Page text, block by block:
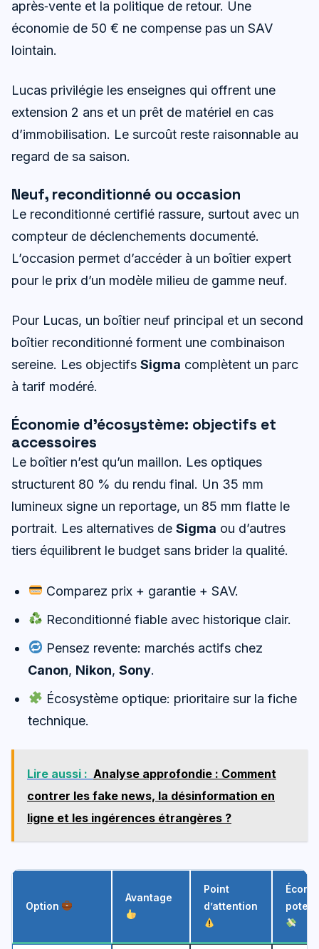
après‑vente et la politique de retour. Une
économie de 50 € ne compense pas un SAV
lointain.
Lucas privilégie les enseignes qui offrent une
extension 2 ans et un prêt de matériel en cas
d’immobilisation. Le surcoût reste raisonnable au
regard de sa saison.
Neuf, reconditionné ou occasion
Le reconditionné certifié rassure, surtout avec un
compteur de déclenchements documenté.
L’occasion permet d’accéder à un boîtier expert
pour le prix d’un modèle milieu de gamme neuf.
Pour Lucas, un boîtier neuf principal et un second
boîtier reconditionné forment une combinaison
sereine. Les objectifs Sigma complètent un parc
à tarif modéré.
Économie d’écosystème: objectifs et
accessoires
Le boîtier n’est qu’un maillon. Les optiques
structurent 80 % du rendu final. Un 35 mm
lumineux signe un reportage, un 85 mm flatte le
portrait. Les alternatives de Sigma ou d’autres
tiers équilibrent le budget sans brider la qualité.
Comparez prix + garantie + SAV.
Reconditionné fiable avec historique clair.
Pensez revente: marchés actifs chez
Canon, Nikon,Sony.
Écosystème optique: prioritaire sur la fiche
technique.
Lire aussi : Analyse approfondie : Comment
contrer les fake news, la désinformation en
ligne et les ingérences étrangères ?
Option
Avantage
Point
d’attention